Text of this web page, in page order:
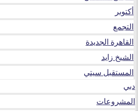
أكتوبر
التجمع
القاهرة الجديدة
الشيخ زايد
المستقبل سيتي
دبي
المشروعات